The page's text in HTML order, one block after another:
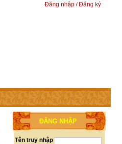
Đăng nhập / Đăng ký
ĐĂNG NHẬP
Tên truy nhập